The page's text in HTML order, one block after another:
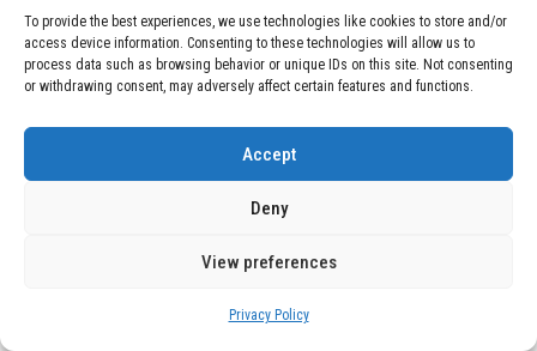
To provide the best experiences, we use technologies like cookies to store and/or
access device information. Consenting to these technologies will allow us to
process data such as browsing behavior or unique IDs on this site. Not consenting
or withdrawing consent, may adversely affect certain features and functions.
Accept
Deny
View preferences
Privacy Policy
GAME se Une a la Oferta de Balizas V16
Geolocalizadas, Obligatorias a Partir de
2026
BLOG December 24, 2025
Devastadora Explosión en Residencia
de Ancianos de Pensilvania Deja al
Menos Dos Víctimas Fatales